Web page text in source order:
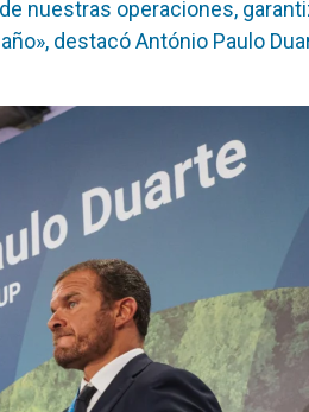
nuestras operaciones,
destacó António Paulo